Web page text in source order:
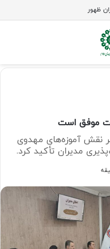
مهدوی مازنداران برگزار شد
موفق است
نقش آموزه‌های مهدوی
مدیران تأکید کرد.